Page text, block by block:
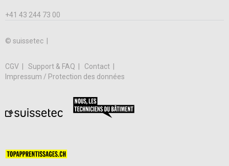
+41 43 244 73 00
© suissetec |
CGV Support & FAQ
Contact
Impressum / Protection des données